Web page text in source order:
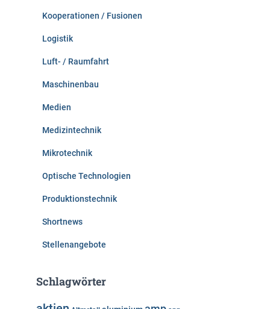
Kooperationen / Fusionen
Logistik
Luft- / Raumfahrt
Maschinenbau
Medien
Medizintechnik
Mikrotechnik
Optische Technologien
Produktionstechnik
Shortnews
Stellenangebote
Schlagwörter